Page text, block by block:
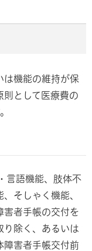
は機能の維持が保
則として医療費の
言語機能、肢体不
そしゃく機能、
害者手帳の交付を
り除く、あるいは
障害者手帳交付前